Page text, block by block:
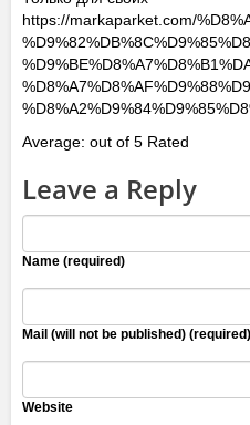
https://markaparket.com/
Average: out of 5 Rated
Leave a Reply
Name (required)
Mail (will not be published) (required)
Website